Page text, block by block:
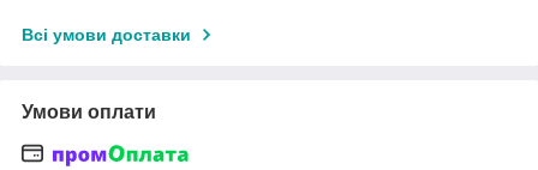
Всі умови доставки
Умови оплати